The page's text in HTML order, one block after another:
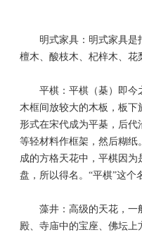
明式家具：明式家具是
檀木、酸枝木、杞梓木、花
平棋：平棋（棊）即今
木框间放较大的木板，板
形式在宋代成为平棊，后
等轻材料作框架，然后糊纸
成的方格天花中，平棋因
盘，所以得名。“平棋”这个
藻井：高级的天花，一
殿、寺庙中的宝座、佛坛上